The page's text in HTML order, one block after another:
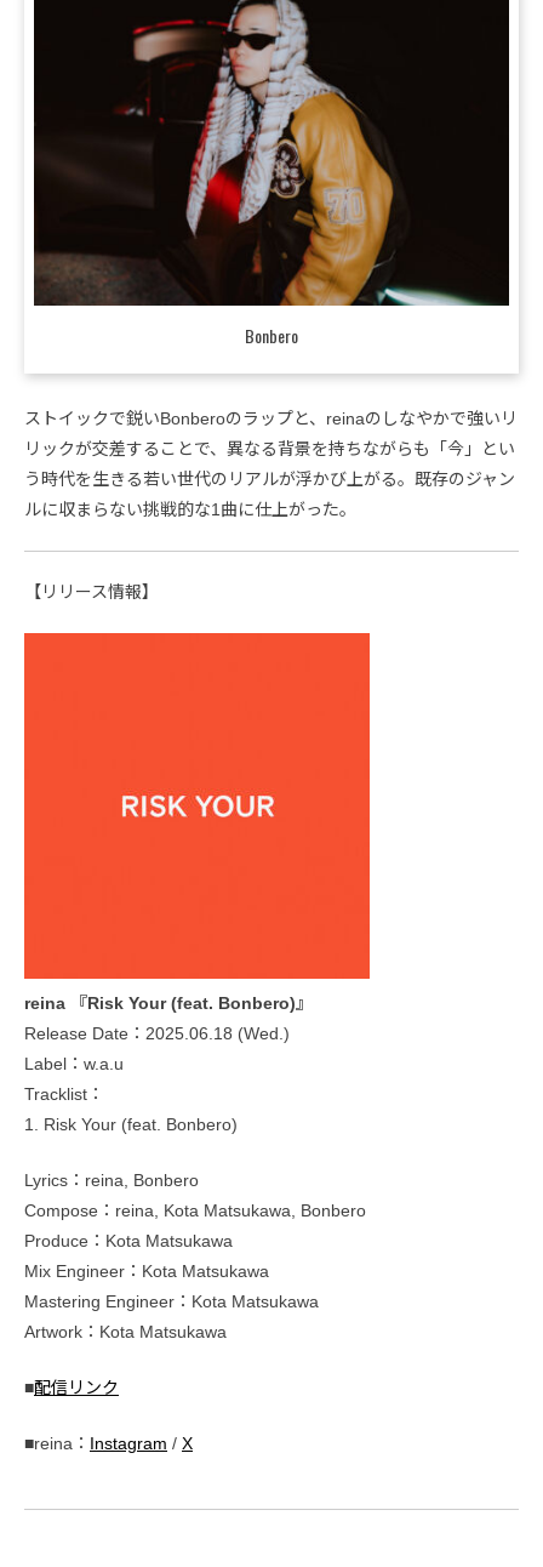
Bonbero
ストイックで鋭いBonberoのラップと、reinaのしなやかで強いリ
リックが交差することで、異なる背景を持ちながらも「今」とい
う時代を生きる若い世代のリアルが浮かび上がる。既存のジャン
ルに収まらない挑戦的な1曲に仕上がった。
【リリース情報】
reina 『Risk Your (feat. Bonbero)』
Release Date：2025.06.18 (Wed.)
Label：w.a.u
Tracklist：
1. Risk Your (feat. Bonbero)
Lyrics：reina, Bonbero
Compose：reina, Kota Matsukawa, Bonbero
Produce：Kota Matsukawa
Mix Engineer：Kota Matsukawa
Mastering Engineer：Kota Matsukawa
Artwork：Kota Matsukawa
■配信リンク
■reina： Instagram / X